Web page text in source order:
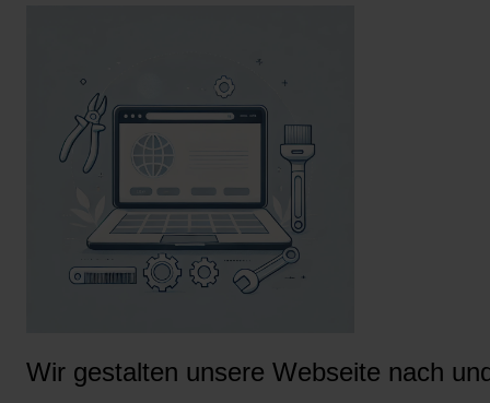
Wir gestalten unsere Webseite nach